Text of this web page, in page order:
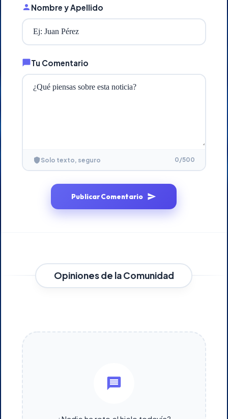
Nombre y Apellido
Tu Comentario
Solo texto, seguro 0/500
Publicar Comentario
Opiniones de la Comunidad